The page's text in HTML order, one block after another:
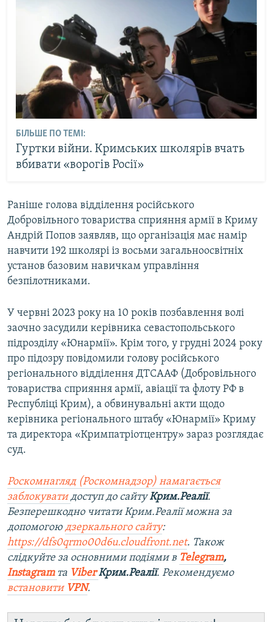
БІЛЬШЕ ПО ТЕМІ:
Гуртки війни. Кримських школярів вчать
вбивати «ворогів Росії»
Раніше голова відділення російського
Добровільного товариства сприяння армії в Криму
Андрій Попов заявляв, що організація має намір
навчити 192 школярі із восьми загальноосвітніх
установ базовим навичкам управління
безпілотниками.
У червні 2023 року на 10 років позбавлення волі
заочно засудили керівника севастопольського
підрозділу «Юнармії». Крім того, у грудні 2024 року
про підозру повідомили голову російського
регіонального відділення ДТСААФ (Добровільного
товариства сприяння армії, авіації та флоту РФ в
Республіці Крим), а обвинувальні акти щодо
керівника регіонального штабу «Юнармії» Криму
та директора «Кримпатріотцентру» зараз розглядає
суд.
Роскомнагляд (Роскомнадзор) намагається
заблокувати доступ до сайтуКрим.Реалії.
Безперешкодно читати Крим.Реалії можна за
допомогою дзеркального сайту:
https://dfs0qrmo00d6u.cloudfront.net. Також
слідкуйте за основними подіями в Telegram,
Instagram та Viber Крим.Реалії. Рекомендуємо
встановити VPN.